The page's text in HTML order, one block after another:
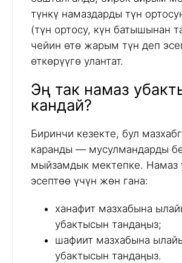
түнкү намаздарды түн
(түн ортосу, күн батышынан
чейин өтө жарым түн деп
өткөрүүгө улантат.
Эң так намаз
кандай?
Биринчи кезекте, бул
каранды — мусулмандарды
мыйзамдык мектепке. Намаз
эсептөө үчүн жөн гана:
ханафит мазхабына
убактысын тандаңыз;
шафиит мазхабына
убактысын тандаңыз.